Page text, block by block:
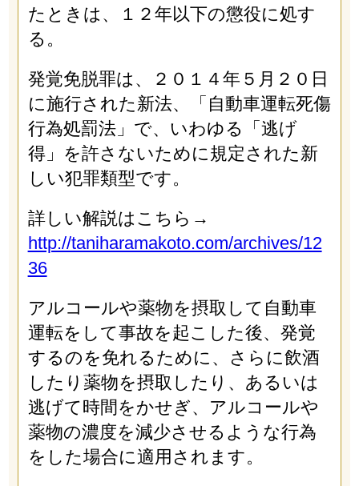
たときは、１２年以下の懲役に処す
る。
発覚免脱罪は、２０１４年５月２０日
に施行された新法、「自動車運転死傷
行為処罰法」で、いわゆる「逃げ
得」を許さないために規定された新
しい犯罪類型です。
詳しい解説はこちら→
http://taniharamakoto.com/archives/12
36
アルコールや薬物を摂取して自動車
運転をして事故を起こした後、発覚
するのを免れるために、さらに飲酒
したり薬物を摂取したり、あるいは
逃げて時間をかせぎ、アルコールや
薬物の濃度を減少させるような行為
をした場合に適用されます。